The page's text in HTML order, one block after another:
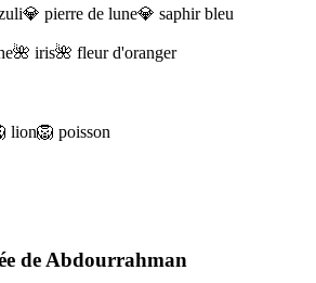
💎 pierre de lune💎 saphir bleu
🌺 iris🌺 fleur d'oranger
lion🦁 poisson
de Abdourrahman